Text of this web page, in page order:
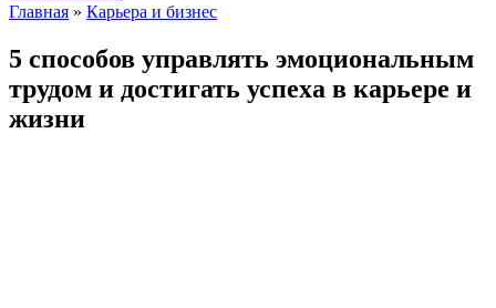
Главная » Карьера и бизнес
5 способов управлять эмоциональным
трудом и достигать успеха в карьере и
жизни